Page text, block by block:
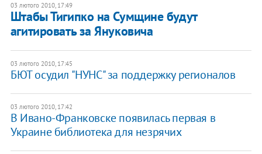
03 лютого 2010, 17:49
Штабы Тигипко на Сумщине будут
агитировать за Януковича
03 лютого 2010, 17:45
БЮТ осудил "НУНС" за поддержку регионалов
03 лютого 2010, 17:42
В Ивано-Франковске появилась первая в
Украине библиотека для незрячих